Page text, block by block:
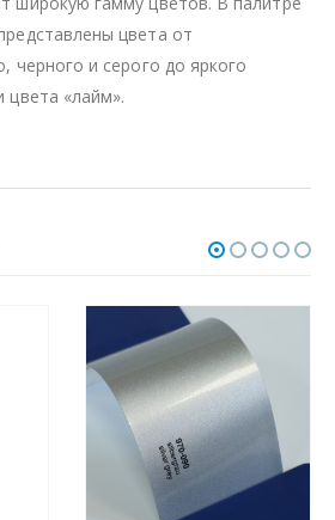
цвета от
черного и серого до яркого
цвета «лайм».